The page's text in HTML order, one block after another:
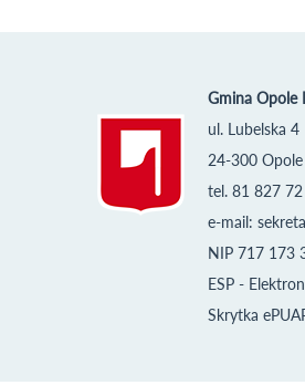
Gmina Opole
ul. Lubelska 4
24-300
tel. 81 827
e-mail:
NIP 717 173
ESP -
Skrytka